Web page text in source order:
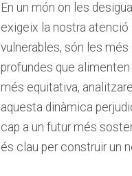
En ‍un món on les⁣
exigeix la nostra
‌vulnerables, són les
profundes que
més equitativa,
aquesta ⁤dinàmica
cap a ⁤un futur més
és clau per construir un